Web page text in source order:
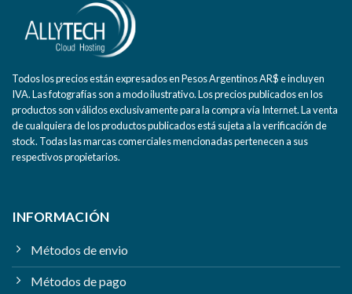
Todos los precios están expresados en Pesos Argentinos AR$ e incluyen
IVA. Las fotografías son a modo ilustrativo. Los precios publicados en los
productos son válidos exclusivamente para la compra vía Internet. La venta
de cualquiera de los productos publicados está sujeta a la verificación de
stock. Todas las marcas comerciales mencionadas pertenecen a sus
respectivos propietarios.
INFORMACIÓN
Métodos de envio
Métodos de pago